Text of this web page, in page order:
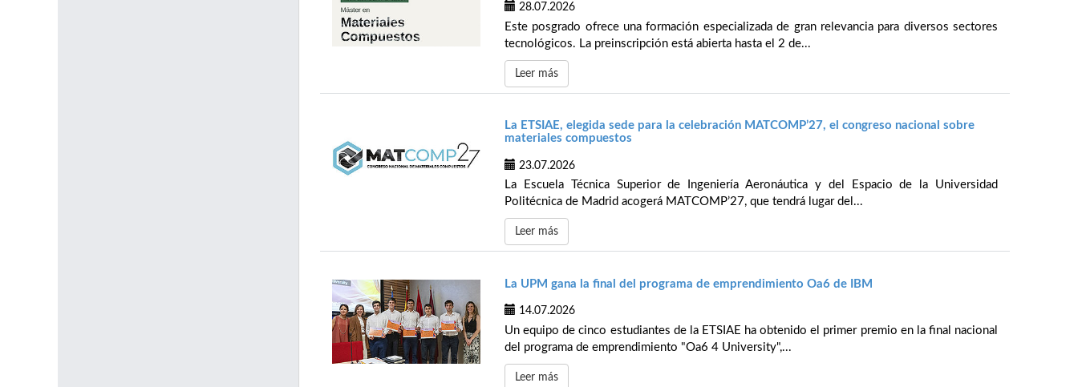
28.07.2026
Este posgrado ofrece una formación especializada de gran relevancia para diversos sectores
tecnológicos. La preinscripción está abierta hasta el 2 de...
Leer más
La ETSIAE, elegida sede para la celebración MATCOMP’27, el congreso nacional sobre
materiales compuestos
23.07.2026
La Escuela Técnica Superior de Ingeniería Aeronáutica y del Espacio de la Universidad
Politécnica de Madrid acogerá MATCOMP’27, que tendrá lugar del...
Leer más
La UPM gana la final del programa de emprendimiento Oa6 de IBM
14.07.2026
Un equipo de cinco estudiantes de la ETSIAE ha obtenido el primer premio en la final nacional
del programa de emprendimiento "Oa6 4 University",...
Leer más